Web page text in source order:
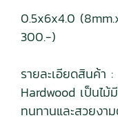
0.5x6x4.0
300.-)
รายละเอียดสินค้า :
Hardwood เป็นไม้
ทนทานและสวยงา